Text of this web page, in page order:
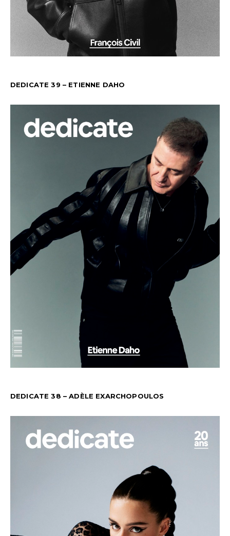
DEDICATE 39 – ETIENNE DAHO
DEDICATE 38 – ADÈLE EXARCHOPOULOS